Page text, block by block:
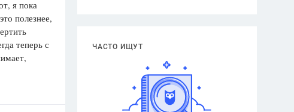
ЧАСТО ИЩУТ
я пока
полезнее,
теперь с